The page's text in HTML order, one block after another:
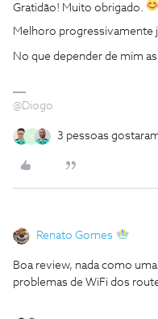
Gratidão! Muito obrigado.
Melhoro
No que depender de mim
@Diogo
M 3 pessoas
Renato Gomes
Boa review, nada como
problemas de WiFi dos